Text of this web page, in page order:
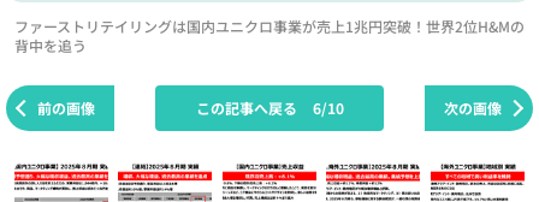
ファーストリテイリングは国内ユニクロ事業が売上1兆円突破！世界2位H&Mの
背中を追う
前の画像 次の画像
この記事へ戻る 6/10